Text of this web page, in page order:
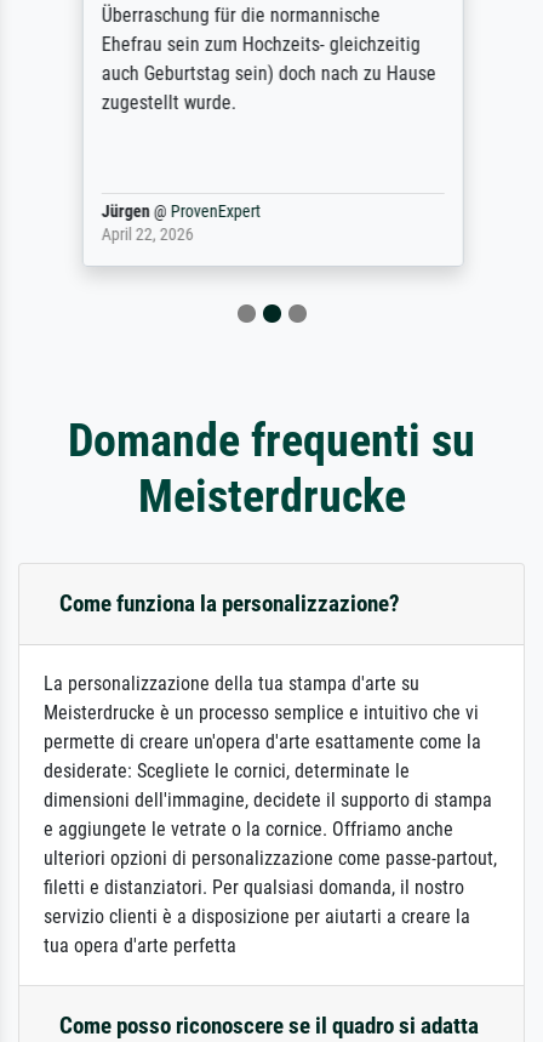
Überraschung für die normannische
Ehefrau sein zum Hochzeits- gleichzeitig
auch Geburtstag sein) doch nach zu Hause
zugestellt wurde.
Jürgen@ ProvenExpert
April 22, 2026
Domande frequenti su
Meisterdrucke
Come funziona la personalizzazione?
La personalizzazione della tua stampa d'arte su
Meisterdrucke è un processo semplice e intuitivo che vi
permette di creare un'opera d'arte esattamente come la
desiderate: Scegliete le cornici, determinate le
dimensioni dell'immagine, decidete il supporto di stampa
e aggiungete le vetrate o la cornice. Offriamo anche
ulteriori opzioni di personalizzazione come passe-partout,
filetti e distanziatori. Per qualsiasi domanda, il nostro
servizio clienti è a disposizione per aiutarti a creare la
tua opera d'arte perfetta
Come posso riconoscere se il quadro si adatta